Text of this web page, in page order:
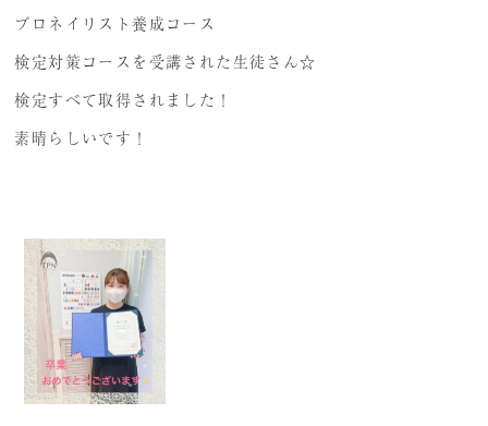
就職・キャリアサポート
ネイル体験会/スクール説明会
プロネイリスト養成コース
検定対策コースを受講された生徒さん☆
検定すべて取得されました！
素晴らしいです！